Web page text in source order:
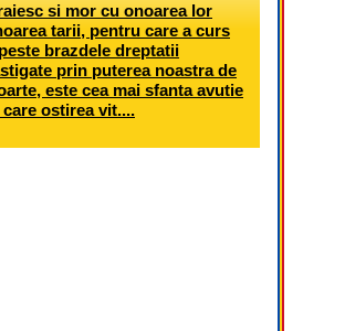
si mor cu onoarea lor
tarii, pentru care a curs
brazdele dreptatii
prin puterea noastra de
este cea mai sfanta avutie
ostirea vit....